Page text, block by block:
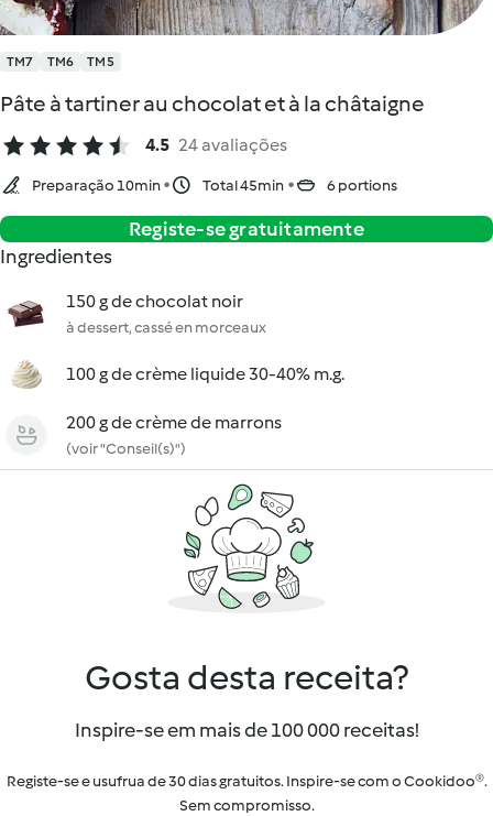
TM7 TM6 TM5
Pâte à tartiner au chocolat et à la châtaigne
4.5 24 avaliações
Preparação 10min Total 45min 6 portions
Registe-se gratuitamente
Ingredientes
150 g de chocolat noir
à dessert, cassé en morceaux
100 g de crème liquide 30-40% m.g.
200 g de crème de marrons
(voir "Conseil(s)")
Gosta desta receita?
Inspire-se em mais de 100 000 receitas!
Registe-se e usufrua de 30 dias gratuitos. Inspire-se com o Cookidoo®.
Sem compromisso.